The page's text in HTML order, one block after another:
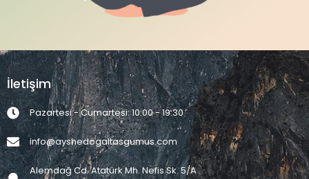
İletişim
Pazartesi - Cumartesi: 10:00 - 19:30
info@ayshedogaltasgumus.com
Alemdağ Cd. Atatürk Mh. Nefis Sk. 5/A